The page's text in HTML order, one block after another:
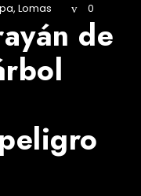
, Lomas 0
de